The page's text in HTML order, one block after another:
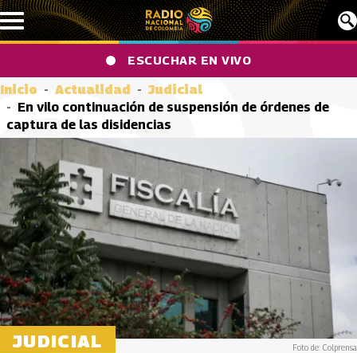
Pasar al contenido principal
ESCUCHAR EN VIVO
Inicio Actualidad
Judicial
En vilo continuación de suspensión de órdenes de
captura de las disidencias
JUDICIAL Foto de: Colprensa